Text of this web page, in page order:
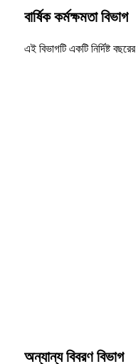
বার্ষিক কর্মক্ষমতা বিভাগ
এই বিভাগটি একটি নির্দিষ্ট
অন্যান্য বিবরণ বিভাগ